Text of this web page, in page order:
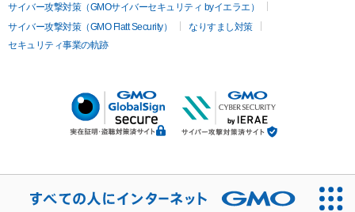
サイバー攻撃対策（GMOサイバーセキュリティ byイエラエ）
サイバー攻撃対策（GMO Flatt Security）
なりすまし対策
セキュリティ事業の軌跡